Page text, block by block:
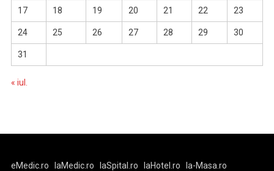
17 18 19 20 21 22 23
24 25 26 27 28 29 30
31
« iul.
eMedic.ro laMedic.ro laSpital.ro laHotel.ro
la-Masa.ro